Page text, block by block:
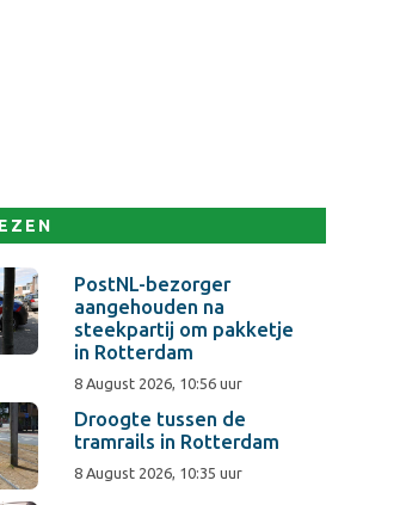
PostNL-bezorger
aangehouden na
steekpartij om pakketje
in Rotterdam
8 August 2026, 10:56 uur
Droogte tussen de
tramrails in Rotterdam
8 August 2026, 10:35 uur